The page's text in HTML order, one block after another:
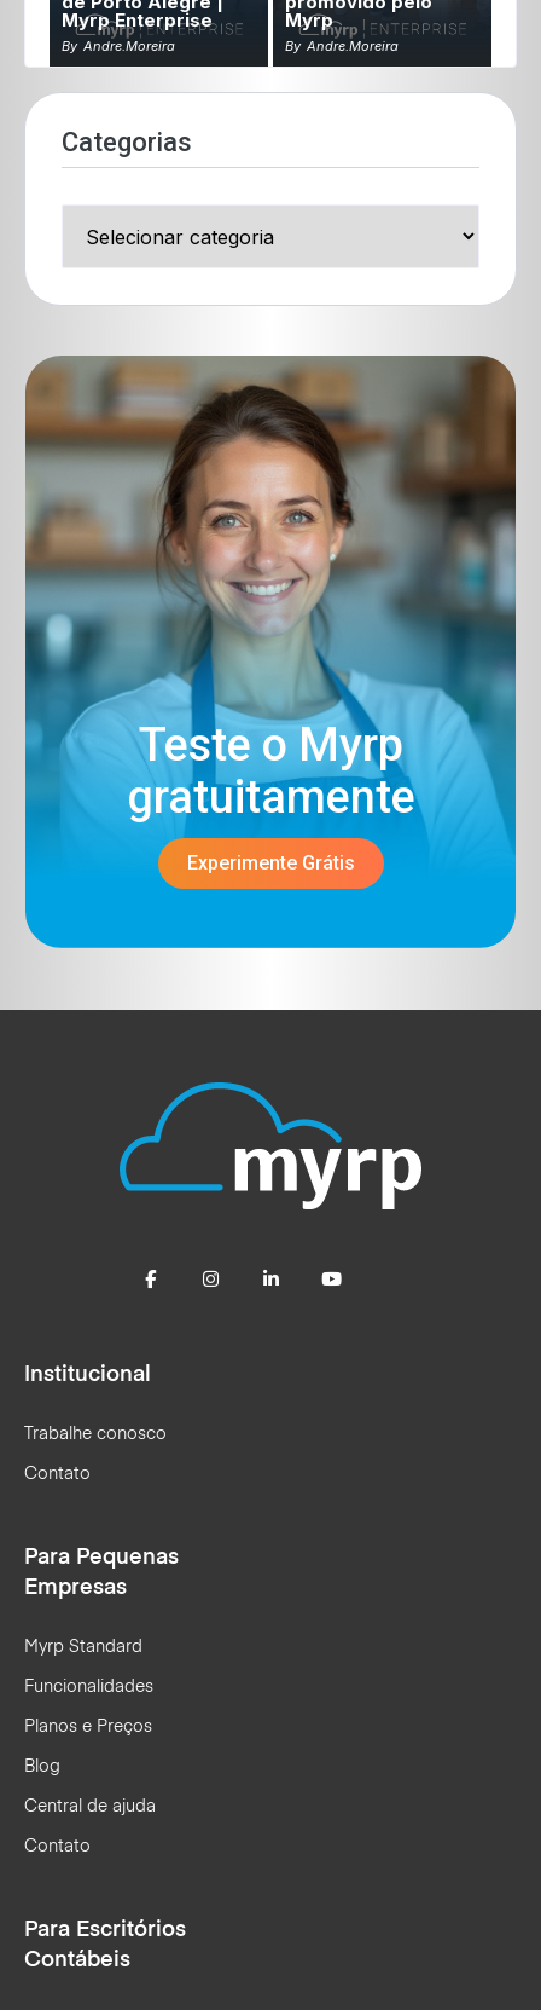
Myrp Enterprise
By Andre.moreira
Myrp
By Andre.moreira
Categorias
Teste o Myrp
gratuitamente​
Experimente Grátis
Institucional
Trabalhe conosco
Contato
Para Pequenas
Empresas
Myrp Standard
Funcionalidades
Planos e Preços
Blog
Central de ajuda
Contato
Para Escritórios
Contábeis